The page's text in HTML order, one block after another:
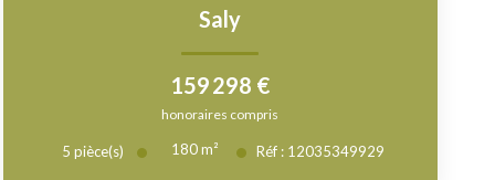
Saly
159 298 €
honoraires compris
5pièce(s) 180m² Réf : 12035349929